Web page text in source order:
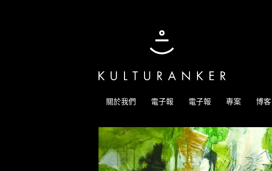
關於我們 電子報 電子報 專案 博客